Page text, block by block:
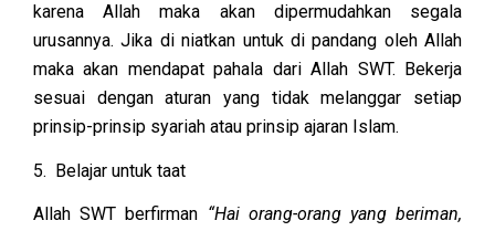
karena Allah maka akan dipermudahkan segala
urusannya. Jika di niatkan untuk di pandang oleh Allah
maka akan mendapat pahala dari Allah SWT. Bekerja
sesuai dengan aturan yang tidak melanggar setiap
prinsip-prinsip syariah atau prinsip ajaran Islam.
5. Belajar untuk taat
Allah SWT berfirman “Hai orang-orang yang beriman,